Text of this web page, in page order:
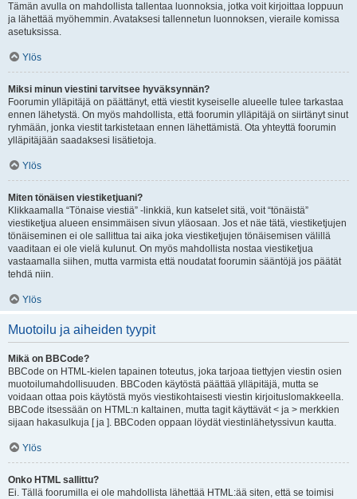
Tämän avulla on mahdollista tallentaa luonnoksia, jotka voit kirjoittaa loppuun
ja lähettää myöhemmin. Avataksesi tallennetun luonnoksen, vieraile komissa
asetuksissa.
Ylös
Miksi minun viestini tarvitsee hyväksynnän?
Foorumin ylläpitäjä on päättänyt, että viestit kyseiselle alueelle tulee tarkastaa
ennen lähetystä. On myös mahdollista, että foorumin ylläpitäjä on siirtänyt sinut
ryhmään, jonka viestit tarkistetaan ennen lähettämistä. Ota yhteyttä foorumin
ylläpitäjään saadaksesi lisätietoja.
Ylös
Miten tönäisen viestiketjuani?
Klikkaamalla “Tönaise viestiä” -linkkiä, kun katselet sitä, voit “tönäistä”
viestiketjua alueen ensimmäisen sivun yläosaan. Jos et näe tätä, viestiketjujen
tönäiseminen ei ole sallittua tai aika joka viestiketjujen tönäisemisen välillä
vaaditaan ei ole vielä kulunut. On myös mahdollista nostaa viestiketjua
vastaamalla siihen, mutta varmista että noudatat foorumin sääntöjä jos päätät
tehdä niin.
Ylös
Muotoilu ja aiheiden tyypit
Mikä on BBCode?
BBCode on HTML-kielen tapainen toteutus, joka tarjoaa tiettyjen viestin osien
muotoilumahdollisuuden. BBCoden käytöstä päättää ylläpitäjä, mutta se
voidaan ottaa pois käytöstä myös viestikohtaisesti viestin kirjoituslomakkeella.
BBCode itsessään on HTML:n kaltainen, mutta tagit käyttävät < ja > merkkien
sijaan hakasulkuja [ ja ]. BBCoden oppaan löydät viestinlähetyssivun kautta.
Ylös
Onko HTML sallittu?
Ei. Tällä foorumilla ei ole mahdollista lähettää HTML:ää siten, että se toimisi